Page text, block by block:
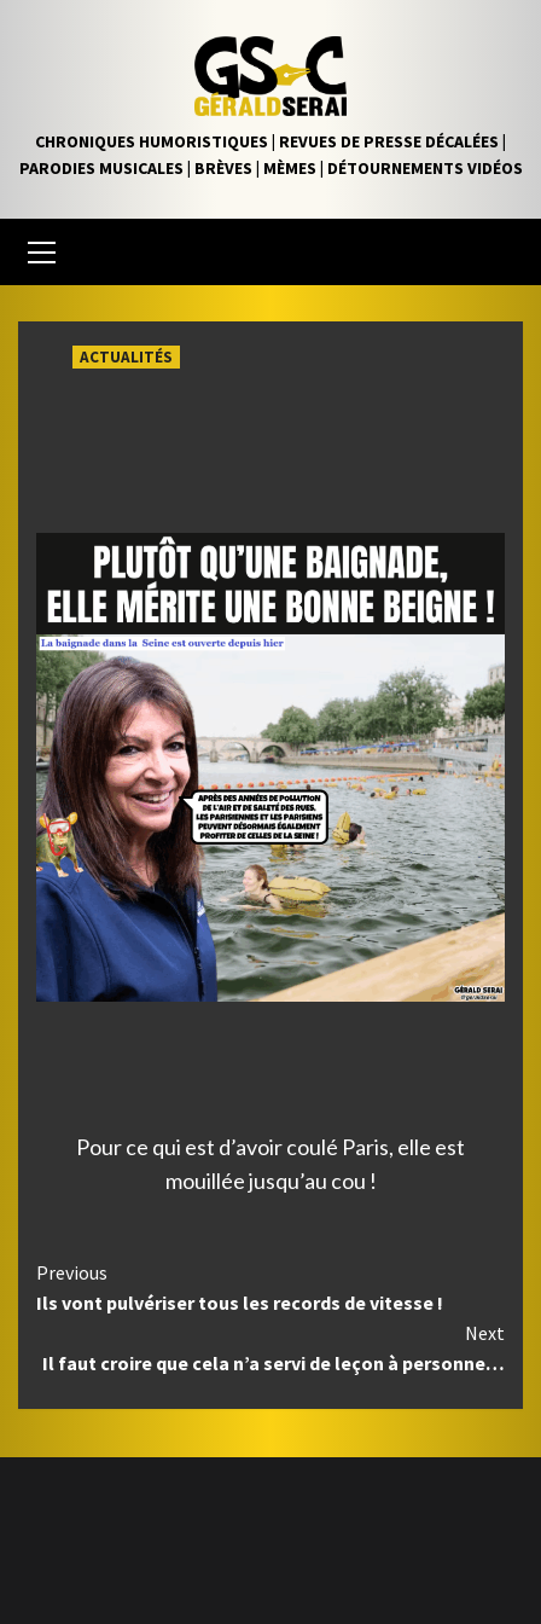
CHRONIQUES HUMORISTIQUES | REVUES DE PRESSE DÉCALÉES |
PARODIES MUSICALES | BRÈVES | MÈMES | DÉTOURNEMENTS VIDÉOS
Menu
ACTUALITÉS
Pour ce qui est d’avoir coulé Paris, elle est
mouillée jusqu’au cou !
Continue
Reading
Previous
Ils vont pulvériser tous les records de vitesse !
Next
Il faut croire que cela n’a servi de leçon à personne…